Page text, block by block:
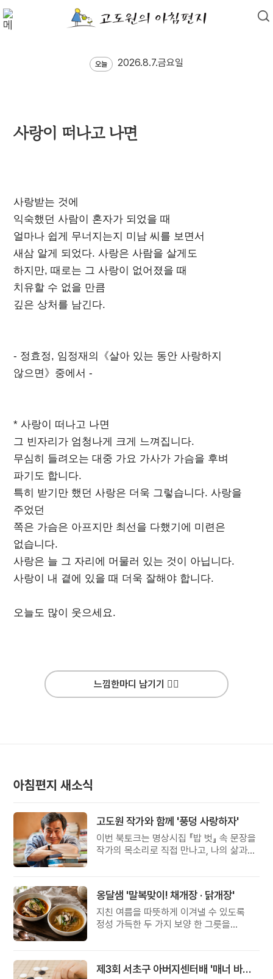
오늘 2026.8.7.금요일
사랑이 떠나고 나면
사랑받는 것에
익숙했던 사람이 혼자가 되었을 때
얼마나 쉽게 무너지는지 미남 씨를 보면서
새삼 알게 되었다. 사랑은 사람을 살게도
하지만, 때로는 그 사랑이 없어졌을 때
치유할 수 없을 만큼
깊은 상처를 남긴다.
- 정효정, 임정재의《살아 있는 동안 사랑하지
않으면》중에서 -
* 사랑이 떠나고 나면
그 빈자리가 엄청나게 크게 느껴집니다.
무심히 들려오는 대중 가요 가사가 가슴을 후벼
파기도 합니다.
특히 받기만 했던 사랑은 더욱 그렇습니다. 사랑을
주었던
쪽은 가슴은 아프지만 최선을 다했기에 미련은
없습니다.
사랑은 늘 그 자리에 머물러 있는 것이 아닙니다.
사랑이 내 곁에 있을 때 더욱 잘해야 합니다.
오늘도 많이 웃으세요.
느낌한마디 남기기 ✍🏻
아침편지 새소식
고도원 작가와 함께 '풍덩 사랑하자'
이번 북토크는 명상시집 『밥 벗』 속 문장을
작가의 목소리로 직접 만나고, 나의 삶과
옹달샘 '말복맞이! 채개장 · 닭개장'
지친 여름을 따뜻하게 이겨낼 수 있도록
정성 가득한 두 가지 보양 한 그릇을
제3회 서초구 아버지센터배 '매너 바둑왕' 대회